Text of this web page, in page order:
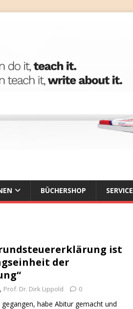
BÜCHERSHOP SERVICE
ist
der
Prof. Dr. Dirk Lippold 0
habe Abitur gemacht und